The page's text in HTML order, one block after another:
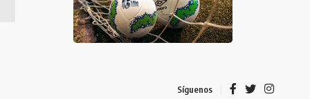
Síguenos